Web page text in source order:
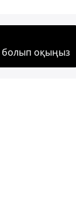
болып оқыңыз